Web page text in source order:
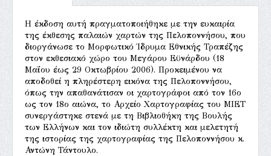
Η έκδοση αυτή πραγματοποιήθηκε με την ευκαιρία
της έκθεσης παλαιών χαρτών της Πελοποννήσου, που
διοργάνωσε το Μορφωτικό Ίδρυμα Εθνικής Τραπέζης
στον εκθεσιακό χώρο του Μεγάρου Εϋνάρδου (18
Μαΐου έως 29 Οκτωβρίου 2006). Προκειμένου να
αποδοθεί η πληρέστερη εικόνα της Πελοποννήσου,
όπως την απαθανάτισαν οι χαρτογράφοι από τον 16ο
ως τον 18ο αιώνα, το Αρχείο Χαρτογραφίας του ΜΙΕΤ
συνεργάστηκε στενά με τη Βιβλιοθήκη της Βουλής
των Ελλήνων και τον ιδιώτη συλλέκτη και μελετητή
της ιστορίας της χαρτογραφίας της Πελοποννήσου κ.
Αντώνη Τάντουλο.